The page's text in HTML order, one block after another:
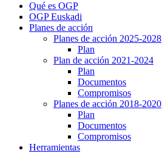
Qué es OGP
OGP Euskadi
Planes de acción
Planes de acción 2025-2028
Plan
Plan de acción 2021-2024
Plan
Documentos
Compromisos
Planes de acción 2018-2020
Plan
Documentos
Compromisos
Herramientas